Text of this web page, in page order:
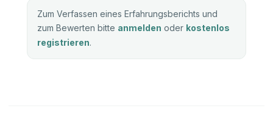
Zum Verfassen eines Erfahrungsberichts und
zum Bewerten bitte anmelden oder kostenlos
registrieren.